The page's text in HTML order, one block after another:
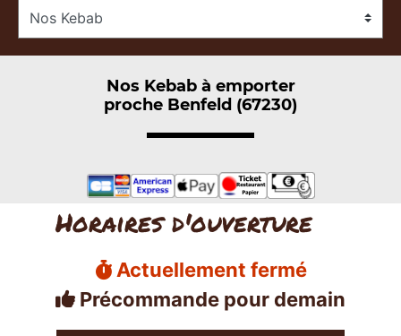
Nos Kebab à emporter
proche Benfeld (67230)
Horaires d'ouverture
Actuellement fermé
Précommande pour demain